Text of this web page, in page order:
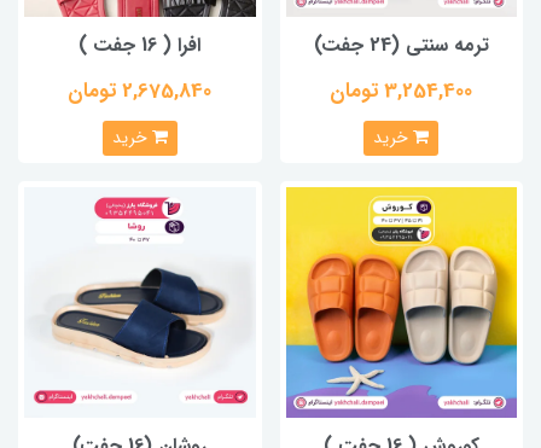
ترمه سنتی (24 جفت)
3,254,400 تومان
خرید
افرا ( 16 جفت )
2,675,840 تومان
خرید